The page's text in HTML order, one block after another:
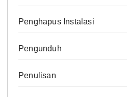
Penghapus Instalasi
Pengunduh
Penulisan